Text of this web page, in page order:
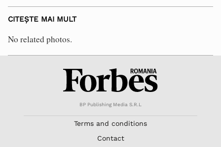
CITEȘTE MAI MULT
No related photos.
BP Publishing Media S.R.L
Terms and conditions
Contact